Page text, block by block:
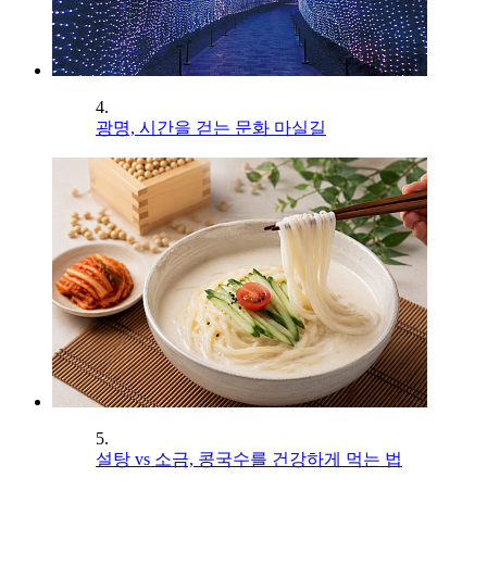
4.
광명, 시간을 걷는 문화 마실길
5.
설탕 vs 소금, 콩국수를 건강하게 먹는 법